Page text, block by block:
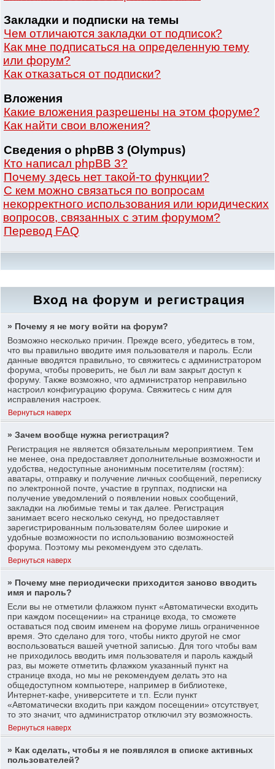
Закладки и подписки на темы
Чем отличаются закладки от подписок?
Как мне подписаться на определенную тему
или форум?
Как отказаться от подписки?
Вложения
Какие вложения разрешены на этом форуме?
Как найти свои вложения?
Сведения о phpBB 3 (Olympus)
Кто написал phpBB 3?
Почему здесь нет такой-то функции?
С кем можно связаться по вопросам
некорректного использования или юридических
вопросов, связанных с этим форумом?
Перевод FAQ
Вход на форум и регистрация
» Почему я не могу войти на форум?
Возможно несколько причин. Прежде всего, убедитесь в том,
что вы правильно вводите имя пользователя и пароль. Если
данные вводятся правильно, то свяжитесь с администратором
форума, чтобы проверить, не был ли вам закрыт доступ к
форуму. Также возможно, что администратор неправильно
настроил конфигурацию форума. Свяжитесь с ним для
исправления настроек.
Вернуться наверх
» Зачем вообще нужна регистрация?
Регистрация не является обязательным мероприятием. Тем
не менее, она предоставляет дополнительные возможности и
удобства, недоступные анонимным посетителям (гостям):
аватары, отправку и получение личных сообщений, переписку
по электронной почте, участие в группах, подписки на
получение уведомлений о появлении новых сообщений,
закладки на любимые темы и так далее. Регистрация
занимает всего несколько секунд, но предоставляет
зарегистрированным пользователям более широкие и
удобные возможности по использованию возможностей
форума. Поэтому мы рекомендуем это сделать.
Вернуться наверх
» Почему мне периодически приходится заново вводить
имя и пароль?
Если вы не отметили флажком пункт «Автоматически входить
при каждом посещении» на странице входа, то сможете
оставаться под своим именем на форуме лишь ограниченное
время. Это сделано для того, чтобы никто другой не смог
воспользоваться вашей учетной записью. Для того чтобы вам
не приходилось вводить имя пользователя и пароль каждый
раз, вы можете отметить флажком указанный пункт на
странице входа, но мы не рекомендуем делать это на
общедоступном компьютере, например в библиотеке,
Интернет-кафе, университете и т.п. Если пункт
«Автоматически входить при каждом посещении» отсутствует,
то это значит, что администратор отключил эту возможность.
Вернуться наверх
» Как сделать, чтобы я не появлялся в списке активных
пользователей?